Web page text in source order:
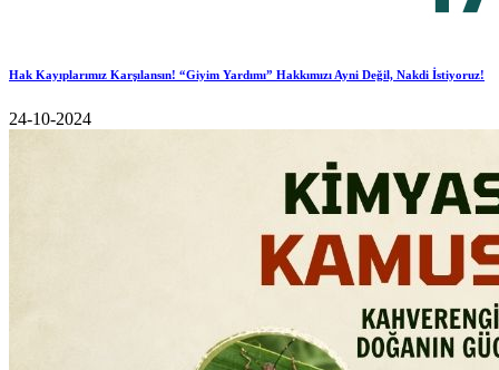
Hak Kayıplarımız Karşılansın! “Giyim Yardımı” Hakkımızı Ayni Değil, Nakdi İstiyoruz!
24-10-2024